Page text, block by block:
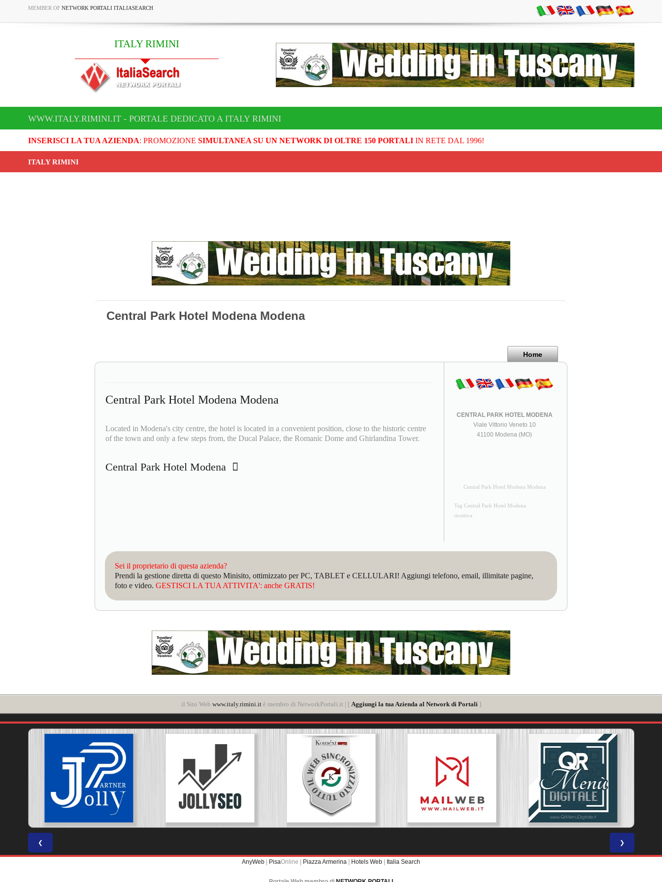
MEMBER OF NETWORK PORTALI ITALIASEARCH
ITALY RIMINI
WWW.ITALY.RIMINI.IT - PORTALE DEDICATO A ITALY RIMINI
INSERISCI LA TUA AZIENDA: PROMOZIONE SIMULTANEA SU UN NETWORK DI OLTRE 150 PORTALIIN RETE DAL 1996!
ITALY RIMINI
Central Park Hotel Modena Modena
Home
Central Park Hotel Modena Modena
Located in Modena's city centre, the hotel is located in a convenient position, close to the historic centre
of the town and only a few steps from, the Ducal Palace, the Romanic Dome and Ghirlandina Tower.
Central Park Hotel Modena
CENTRAL PARK HOTEL MODENA
Viale Vittorio Veneto 10
41100 Modena (MO)
Central Park Hotel Modena Modena
Tag Central Park Hotel Modena
ricettiva
Sei il proprietario di questa azienda?
Prendi la gestione diretta di questo Minisito, ottimizzato per PC, TABLET e CELLULARI! Aggiungi telefono, email, illimitate pagine,
foto e video. GESTISCI LA TUA ATTIVITA': anche GRATIS!
il Sito Web www.italy.rimini.itè membro di NetworkPortali.it | [ Aggiungi la tua Azienda al Network di Portali ]
❮ ❯
AnyWeb | PisaOnline | Piazza Armerina | Hotels Web | Italia Search